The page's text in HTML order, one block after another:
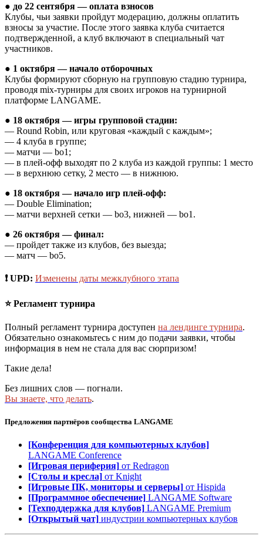
● до 22 сентября — оплата взносов
Клубы, чьи заявки пройдут модерацию, должны оплатить
взносы за участие. После этого заявка клуба считается
подтвержденной, а клуб включают в специальный чат
участников.
● 1 октября — начало отборочных
Клубы формируют сборную на групповую стадию турнира,
проводя mix-турниры для своих игроков на турнирной
платформе LANGAME.
● 18 октября — игры групповой стадии:
— Round Robin, или круговая «каждый с каждым»;
— 4 клуба в группе;
— матчи — bo1;
— в плей-офф выходят по 2 клуба из каждой группы: 1 место
— в верхнюю сетку, 2 место — в нижнюю.
● 18 октября — начало игр плей-офф:
— Double Elimination;
— матчи верхней сетки — bo3, нижней — bo1.
● 26 октября — финал:
— пройдет также из клубов, без выезда;
— матч — bo5.
❗️ UPD: Изменены даты межклубного этапа
⭐️ Регламент турнира
Полный регламент турнира доступен на лендинге турнира.
Обязательно ознакомьтесь с ним до подачи заявки, чтобы
информация в нем не стала для вас сюрпризом!
Такие дела!
Без лишних слов — погнали.
Вы знаете, что делать.
Предложения партнёров сообщества LANGAME
[Конференция для компьютерных клубов]
LANGAME Conference
[Игровая периферия] от Redragon
[Столы и кресла] от Knight
[Игровые ПК, мониторы и серверы] от Hispida
[Программное обеспечение] LANGAME Software
[Техподдержка для клубов] LANGAME Premium
[Открытый чат] индустрии компьютерных клубов